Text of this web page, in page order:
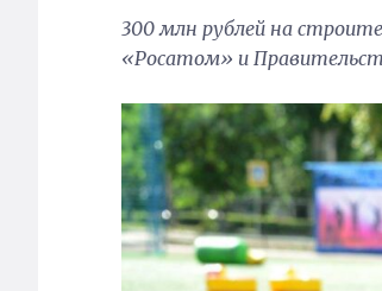
300 млн рублей на
«Росатом» и